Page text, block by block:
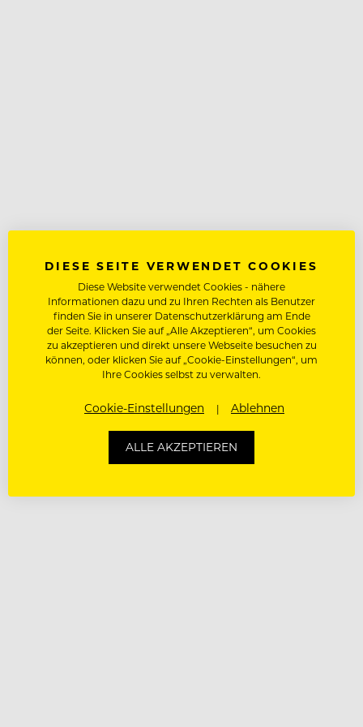
DIESE SEITE VERWENDET COOKIES
Diese Website verwendet Cookies - nähere
Informationen dazu und zu Ihren Rechten als Benutzer
finden Sie in unserer Datenschutzerklärung am Ende
der Seite. Klicken Sie auf „Alle Akzeptieren“, um Cookies
zu akzeptieren und direkt unsere Webseite besuchen zu
können, oder klicken Sie auf „Cookie-Einstellungen“, um
Ihre Cookies selbst zu verwalten.
Cookie-Einstellungen Ablehnen
ALLE AKZEPTIEREN